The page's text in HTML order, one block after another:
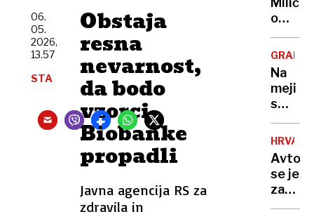
Obstaja
resna
nevarnost,
da bodo
vzorci
Biobanke
propadli
Javna agencija RS za
zdravila in
06.
05.
2026,
13.57
STA
imel
niti
enega
JEZIKU
o
ki ga
je
stala
NBA-
da
sem
to
storil«
Na
meji
s
pozabil
ženo
in
proti
se je
na